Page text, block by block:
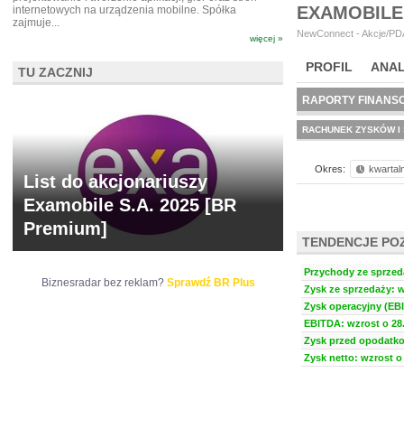
NewConnect - Akcje/
PROFIL
BR LAB
RAPORTY
RACHUNEK ZYSKÓW I
Okres:
TENDENCJE
Przychody ze
Zysk ze sprzedaży:
Zysk operacyjny
EBITDA: wzrost o
Zysk przed
Zysk netto: wzrost o
internetowych na urządzenia mobilne. Spółka
zajmuje...
więcej »
TU ZACZNIJ
List do akcjonariuszy
Examobile S.A. 2025 [BR
Premium]
Biznesradar bez reklam? Sprawdź BR Plus